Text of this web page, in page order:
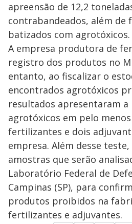
apreensão de 12,2
contrabandeados, além de
batizados com agrotóxicos.
A empresa produtora de
registro dos produtos no
entanto, ao fiscalizar o
encontrados agrotóxicos
resultados apresentaram a
agrotóxicos em pelo
fertilizantes e dois
empresa. Além desse
amostras que serão
Laboratório Federal de
Campinas (SP), para
produtos proibidos na
fertilizantes e adjuvantes.